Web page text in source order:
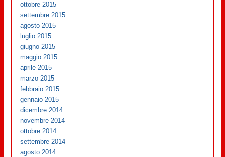
ottobre 2015
settembre 2015
agosto 2015
luglio 2015
giugno 2015
maggio 2015
aprile 2015
marzo 2015
febbraio 2015
gennaio 2015
dicembre 2014
novembre 2014
ottobre 2014
settembre 2014
agosto 2014